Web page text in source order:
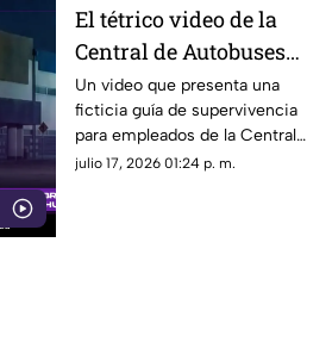
El tétrico video de la
Central de Autobuses
de Chihuahua que
causa furor en redes
sociales
Un video que presenta una
ficticia guía de supervivencia
para empleados de la Central
de Autobuses de Chihuahua ha
julio 17, 2026 01:24 p. m.